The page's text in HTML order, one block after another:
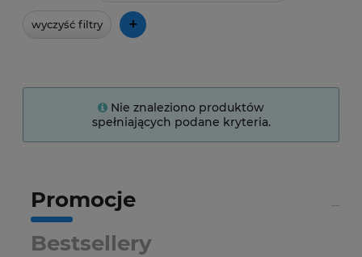
wyczyść filtry +
Nie znaleziono produktów
spełniających podane kryteria.
Promocje
Bestsellery